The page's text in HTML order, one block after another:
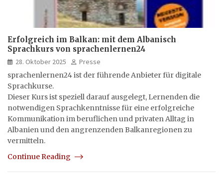
Erfolgreich im Balkan: mit dem Albanisch
Sprachkurs von sprachenlernen24
28. Oktober 2025
Presse
sprachenlernen24 ist der führende Anbieter für digitale
Sprachkurse.
Dieser Kurs ist speziell darauf ausgelegt, Lernenden die
notwendigen Sprachkenntnisse für eine erfolgreiche
Kommunikation im beruflichen und privaten Alltag in
Albanien und den angrenzenden Balkanregionen zu
vermitteln.
Continue Reading